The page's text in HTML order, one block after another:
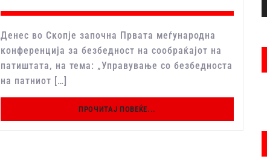
Денес во Скопје започна Првата меѓународна
конференција за безбедност на сообраќајот на
патиштата, на тема: „Управување со безбедноста
на патниот […]
ПРОЧИТАЈ ПОВЕЌЕ...